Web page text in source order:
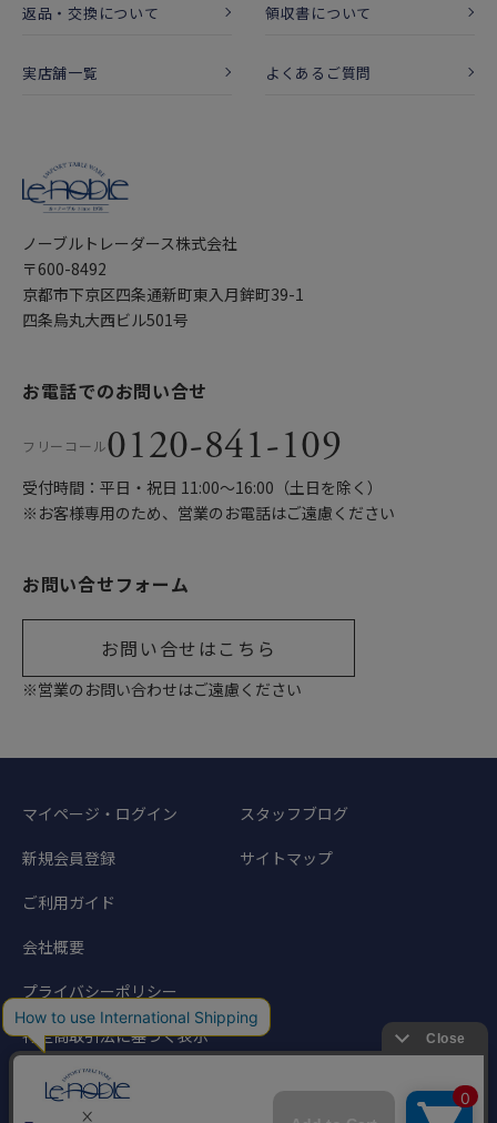
返品・交換について 領収書について
実店舗一覧 よくあるご質問
ノーブルトレーダース株式会社
〒600-8492
京都市下京区四条通新町東入月鉾町39-1
四条烏丸大西ビル501号
お電話でのお問い合せ
フリーコール0120-841-109
受付時間：平日・祝日 11:00〜16:00（土日を除く）
※お客様専用のため、営業のお電話はご遠慮ください
お問い合せフォーム
お問い合せはこちら
※営業のお問い合わせはご遠慮ください
マイページ・ログイン
新規会員登録
ご利用ガイド
会社概要
プライバシーポリシー
特定商取引法に基づく表示
スタッフブログ
サイトマップ